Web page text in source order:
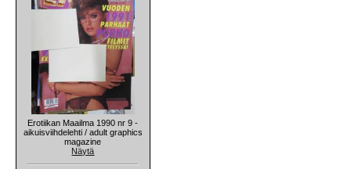
Erotiikan Maailma 1990 nr 9 -
aikuisviihdelehti / adult graphics
magazine
Näytä